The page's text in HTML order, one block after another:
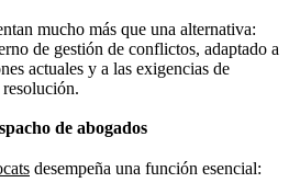
mucho más que una alternativa:
de gestión de conflictos, adaptado a
actuales y a las exigencias de
de abogados
desempeña una función esencial: